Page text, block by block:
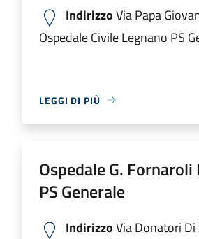
IndirizzoVia Papa
Ospedale Civile Legnano PS
LEGGI DI PIÙ
Ospedale G.
PS Generale
IndirizzoVia Donatori